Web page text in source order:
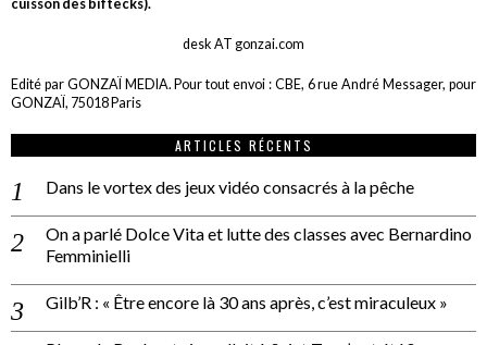
cuisson des biftecks).
desk AT gonzai.com
Edité par GONZAÏ MEDIA. Pour tout envoi : CBE, 6 rue André Messager, pour
GONZAÏ, 75018 Paris
ARTICLES RÉCENTS
Dans le vortex des jeux vidéo consacrés à la pêche
On a parlé Dolce Vita et lutte des classes avec Bernardino
Femminielli
Gilb’R : « Être encore là 30 ans après, c’est miraculeux »